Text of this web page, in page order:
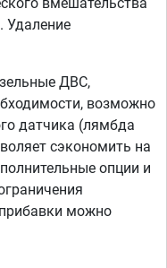
Удаление
ДВС,
возможно
датчика (лямбда
сэкономить на
опции и
можно